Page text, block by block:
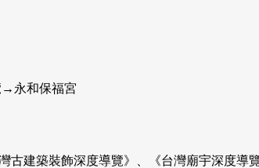
永和保福宮
古建築裝飾深度導覽》、《台灣廟宇深度導